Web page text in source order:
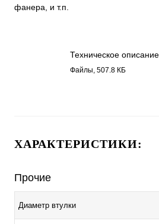
фанера, и т.п.
Техническое
каучуковый клей
Файлы, 507.8 КБ
ХАРАКТЕРИСТИКИ:
Прочие
Диаметр втулки